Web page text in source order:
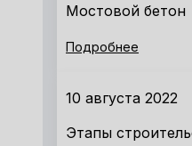
Мостовой бетон
Подробнее
10 августа 2022
Этапы